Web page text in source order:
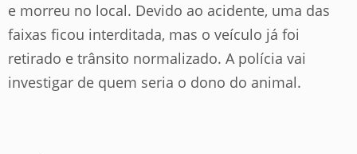
e morreu no local. Devido ao acidente, uma das
faixas ficou interditada, mas o veículo já foi
retirado e trânsito normalizado. A polícia vai
investigar de quem seria o dono do animal.